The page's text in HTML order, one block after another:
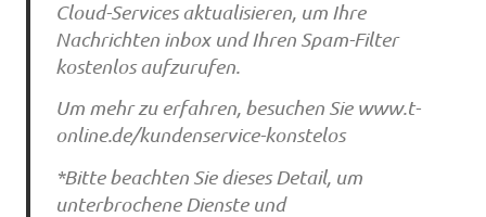
Cloud-Services aktualisieren, um Ihre
Nachrichten inbox und Ihren Spam-Filter
kostenlos aufzurufen.
Um mehr zu erfahren, besuchen Sie www.t-
online.de/kundenservice-konstelos
*Bitte beachten Sie dieses Detail, um
unterbrochene Dienste und